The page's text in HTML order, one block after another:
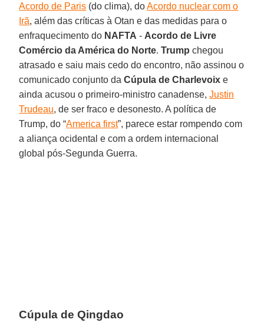
Acordo de Paris (do clima), doAcordo nuclear com o
Irã, além das críticas à Otan e das medidas para o
enfraquecimento do NAFTA - Acordo de Livre
Comércio da América do Norte.Trump chegou
atrasado e saiu mais cedo do encontro, não assinou o
comunicado conjunto daCúpula de Charlevoix e
ainda acusou o primeiro-ministro canadense,Justin
Trudeau, de ser fraco e desonesto. A política de
Trump, do “America first”, parece estar rompendo com
a aliança ocidental e com a ordem internacional
global pós-Segunda Guerra.
Cúpula de Qingdao